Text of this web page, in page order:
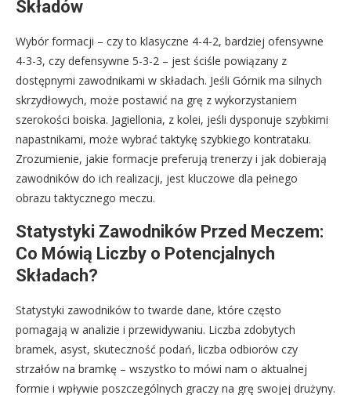
Składów
Wybór formacji – czy to klasyczne 4-4-2, bardziej ofensywne
4-3-3, czy defensywne 5-3-2 – jest ściśle powiązany z
dostępnymi zawodnikami w składach. Jeśli Górnik ma silnych
skrzydłowych, może postawić na grę z wykorzystaniem
szerokości boiska. Jagiellonia, z kolei, jeśli dysponuje szybkimi
napastnikami, może wybrać taktykę szybkiego kontrataku.
Zrozumienie, jakie formacje preferują trenerzy i jak dobierają
zawodników do ich realizacji, jest kluczowe dla pełnego
obrazu taktycznego meczu.
Statystyki Zawodników Przed Meczem:
Co Mówią Liczby o Potencjalnych
Składach?
Statystyki zawodników to twarde dane, które często
pomagają w analizie i przewidywaniu. Liczba zdobytych
bramek, asyst, skuteczność podań, liczba odbiorów czy
strzałów na bramkę – wszystko to mówi nam o aktualnej
formie i wpływie poszczególnych graczy na grę swojej drużyny.